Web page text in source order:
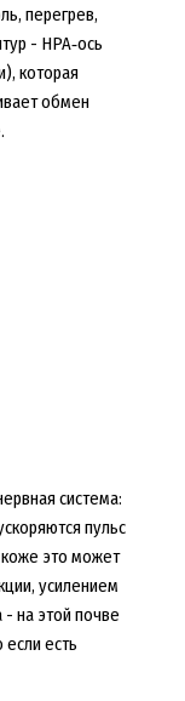
перегрев,
- HPA‑ось
которая
обмен
система:
пульс
это может
усилением
на этой почве
есть